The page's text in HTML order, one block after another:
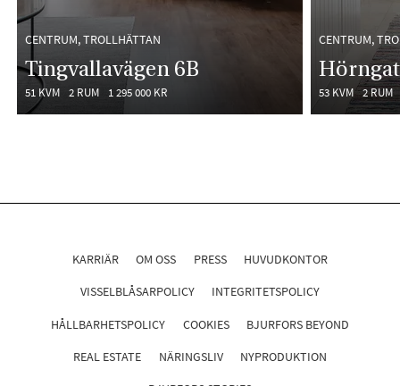
CENTRUM, TROLLHÄTTAN
Tingvallavägen 6B
51 KVM 2 RUM 1 295 000 KR
CENTRUM,
53 KVM 2 RUM
KARRIÄR OM OSS PRESS HUVUDKONTOR
VISSELBLÅSARPOLICY INTEGRITETSPOLICY
HÅLLBARHETSPOLICY COOKIES BJURFORS BEYOND
REAL ESTATE NÄRINGSLIV NYPRODUKTION